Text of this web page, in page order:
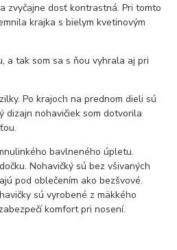
zvyčajne dosť kontrastná. Pri tomto
krajka s bielym kvetinovým
a tak som sa s ňou vyhrala aj pri
Po krajoch na prednom dieli sú
dizajn nohavičiek som dotvorila
bavlneného úpletu.
Nohavičký sú bez všivaných
pod oblečením ako bezšvové.
sú vyrobené z mäkkého
komfort pri nosení.